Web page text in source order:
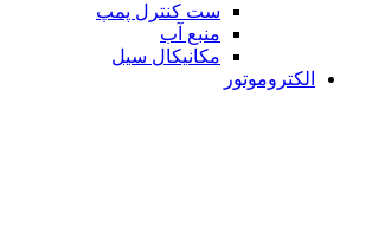
ست کنترل پمپ
منبع آب
مکانیکال سیل
الکتروموتور